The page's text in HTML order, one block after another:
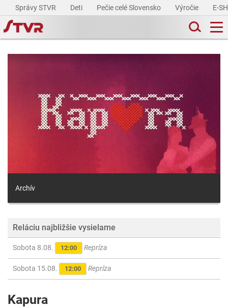
Správy STVR Deti Pečie celé Slovensko Výročie E-
Archív
Reláciu najbližšie vysielame
Sobota 8.08. 12:00 Repríza
Sobota 15.08. 12:00 Repríza
Kapura